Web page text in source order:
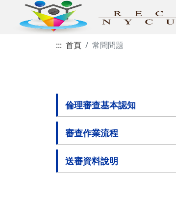
::: 首頁 常問問題
倫理審查基本認知
審查作業流程
送審資料說明